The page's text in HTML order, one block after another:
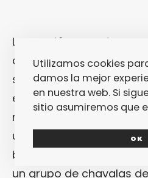
La canción es un
que te mantiene en vilo
sus constantes
emocional sonora. Y el
redondear esa
un
Childish Gambino
bailando de forma
un grupo de chavalas
Utilizamos cookies
damos la mejor
en nuestra web. Si
sitio asumiremos que
OK